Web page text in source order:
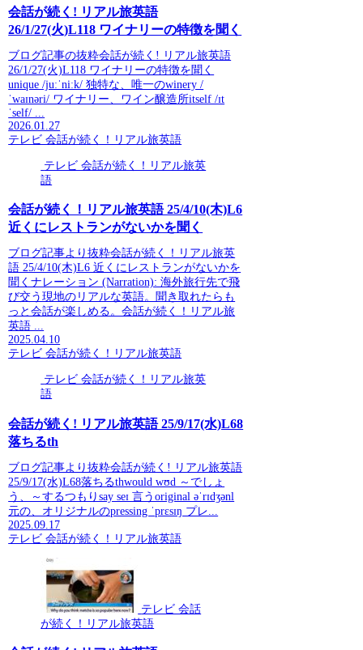
会話が続く! リアル旅英語
26/1/27(火)L118 ワイナリーの特徴を聞く
ブログ記事の抜粋会話が続く! リアル旅英語
26/1/27(火)L118 ワイナリーの特徴を聞く
unique /juːˈniːk/ 独特な、唯一のwinery /
ˈwaɪnəri/ ワイナリー、ワイン醸造所itself /ɪt
ˈself/ ...
2026.01.27
テレビ 会話が続く！リアル旅英語
テレビ 会話が続く！リアル旅英
語
会話が続く！リアル旅英語 25/4/10(木)L6
近くにレストランがないかを聞く
ブログ記事より抜粋会話が続く！リアル旅英
語 25/4/10(木)L6 近くにレストランがないかを
聞くナレーション (Narration): 海外旅行先で飛
び交う現地のリアルな英語。聞き取れたらも
っと会話が楽しめる。会話が続く！リアル旅
英語 ...
2025.04.10
テレビ 会話が続く！リアル旅英語
テレビ 会話が続く！リアル旅英
語
会話が続く! リアル旅英語 25/9/17(水)L68
落ちるth
ブログ記事より抜粋会話が続く! リアル旅英語
25/9/17(水)L68落ちるthwould wʊd ～でしょ
う、～するつもりsay seɪ 言うoriginal əˈrɪdʒənl
元の、オリジナルのpressing ˈprɛsɪŋ プレ...
2025.09.17
テレビ 会話が続く！リアル旅英語
テレビ 会話
が続く！リアル旅英語